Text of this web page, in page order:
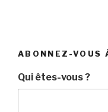
ABONNEZ-VOUS
Qui êtes-vous ?